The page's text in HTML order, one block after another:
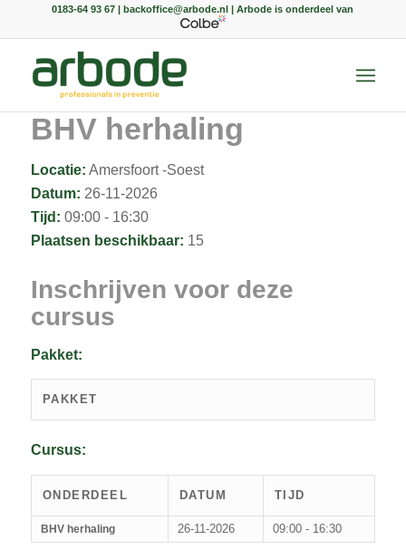
0183-64 93 67 | backoffice@arbode.nl | Arbode is onderdeel van
BHV herhaling
Locatie: Amersfoort -Soest
Datum: 26-11-2026
Tijd: 09:00 - 16:30
Plaatsen beschikbaar: 15
Inschrijven voor deze
cursus
Pakket:
PAKKET
Cursus:
ONDERDEEL DATUM TIJD
BHV herhaling 26-11-2026 09:00 - 16:30